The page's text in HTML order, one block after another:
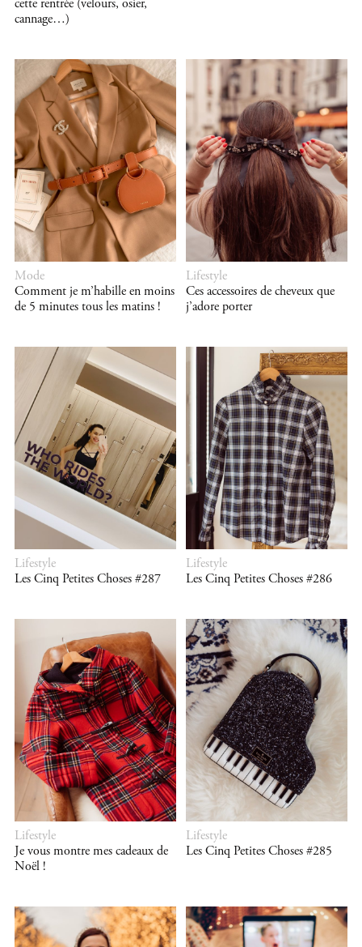
cette rentrée (velours, osier,
cannage…)
Mode
Comment je m’habille en moins
de 5 minutes tous les matins !
Lifestyle
Ces accessoires de cheveux que
j’adore porter
Lifestyle
Les Cinq Petites Choses #287
Lifestyle
Les Cinq Petites Choses #286
Lifestyle
Je vous montre mes cadeaux de
Noël !
Lifestyle
Les Cinq Petites Choses #285